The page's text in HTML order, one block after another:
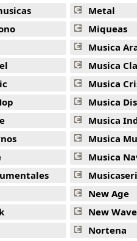
-
Hoy Es Viernes
Nada -
Hoy Es Viernes
Es Viernes
-
Hoy Es Viernes
Metal
Miqueas
Musica
Musica
Musica
Musica
Musica
Musica
Musica
New Age
New Wave
Nortena